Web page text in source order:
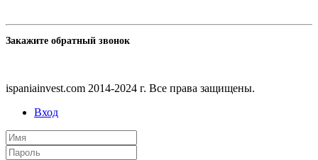
Закажите обратный звонок
ispaniainvest.com 2014-2024 г. Все права защищены.
Вход